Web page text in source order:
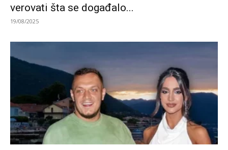
verovati šta se događalo...
19/08/2025